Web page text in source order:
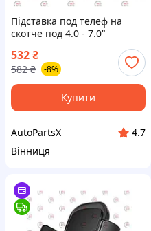
Підставка под телеф на
скотче под 4.0 - 7.0"
телефоны, поворот на 360°
Voin
532₴
582 ₴ -8%
Купити
AutoPartsX
4.7
Вінниця